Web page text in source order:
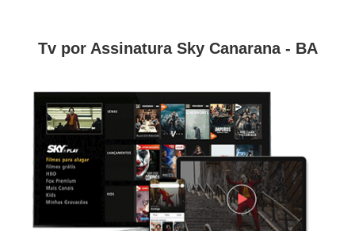
Tv por Assinatura Sky Canarana - BA